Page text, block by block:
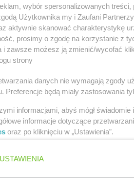
Podlaski
BRICOMARCHE
BRICOMARCHE
BRICOMARCHE
BRICOMARCHE Dębno
wybór spersonalizowanych
Użytkownika my i Zaufani
aktywnie skanować charakterystykę
prosimy o zgodę na korzystanie z
i zawsze możesz ją zmienić/wycofać
strony
danych nie wymagają zgody
Preferencje będą miały zastosowania
informacjami, abyś mógł
informacje dotyczące
oraz po kliknięciu w „Ustawienia”.
USTAWIENIA